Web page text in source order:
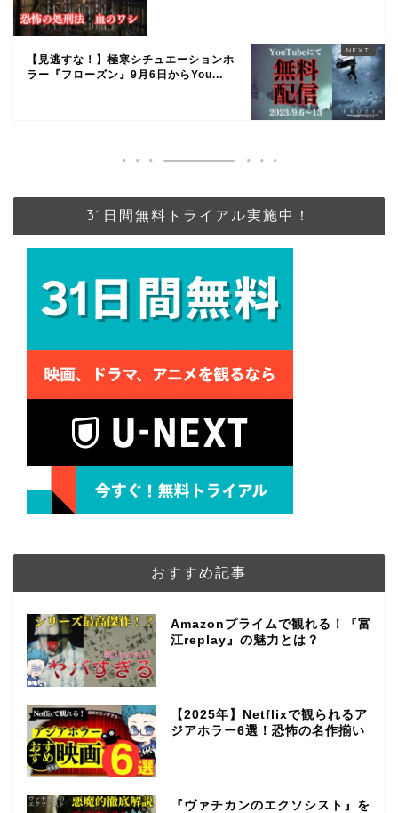
【見逃すな！】極寒シチュエーションホ
ラー『フローズン』9月6日からYou...
31日間無料トライアル実施中！
おすすめ記事
Amazonプライムで観れる！『富
江replay』の魅力とは？
【2025年】Netflixで観られるア
ジアホラー6選！恐怖の名作揃い
『ヴァチカンのエクソシスト』を